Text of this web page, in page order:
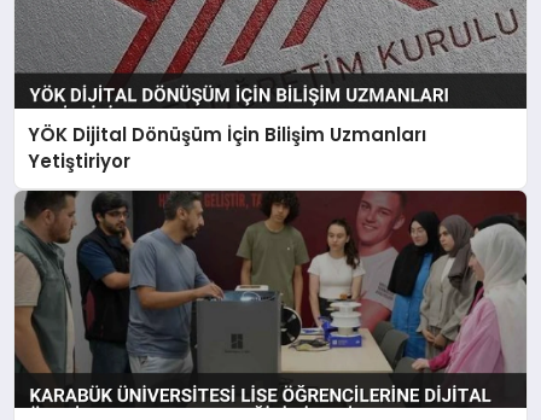
YÖK Dijital Dönüşüm İçin Bilişim Uzmanları
Yetiştiriyor